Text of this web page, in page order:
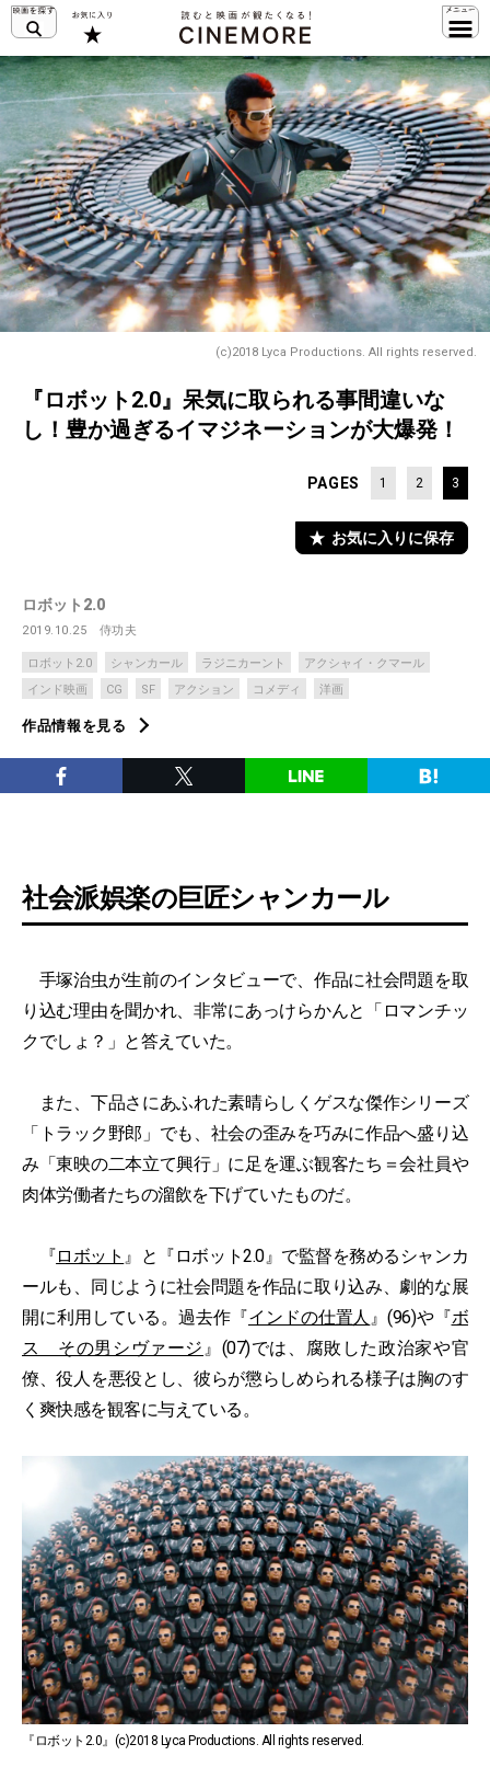
(c)2018 Lyca Productions. All rights reserved.
『ロボット2.0』呆気に取られる事間違いな
し！豊か過ぎるイマジネーションが大爆発！
PAGES 1 2 3
お気に入りに保存
ロボット2.0
2019.10.25 侍功夫
ロボット2.0 シャンカール ラジニカーント
アクシャイ・クマール
インド映画
CG SF アクション コメディ 洋画
作品情報を見る
社会派娯楽の巨匠シャンカール
手塚治虫が生前のインタビューで、作品に社会問題を取
り込む理由を聞かれ、非常にあっけらかんと「ロマンチッ
クでしょ？」と答えていた。
また、下品さにあふれた素晴らしくゲスな傑作シリーズ
「トラック野郎」でも、社会の歪みを巧みに作品へ盛り込
み「東映の二本立て興行」に足を運ぶ観客たち＝会社員や
肉体労働者たちの溜飲を下げていたものだ。
『ロボット 』と『ロボット2.0』で監督を務めるシャンカ
ールも、同じように社会問題を作品に取り込み、劇的な展
開に利用している。過去作『インドの仕置人 』(96)や『ボ
ス その男シヴァージ 』(07)では、腐敗した政治家や官
僚、役人を悪役とし、彼らが懲らしめられる様子は胸のす
く爽快感を観客に与えている。
『ロボット2.0』(c)2018 Lyca Productions. All rights reserved.